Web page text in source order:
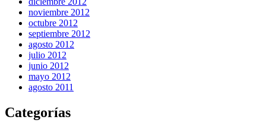
noviembre 2012
octubre 2012
septiembre 2012
agosto 2012
julio 2012
junio 2012
mayo 2012
agosto 2011
Categorías